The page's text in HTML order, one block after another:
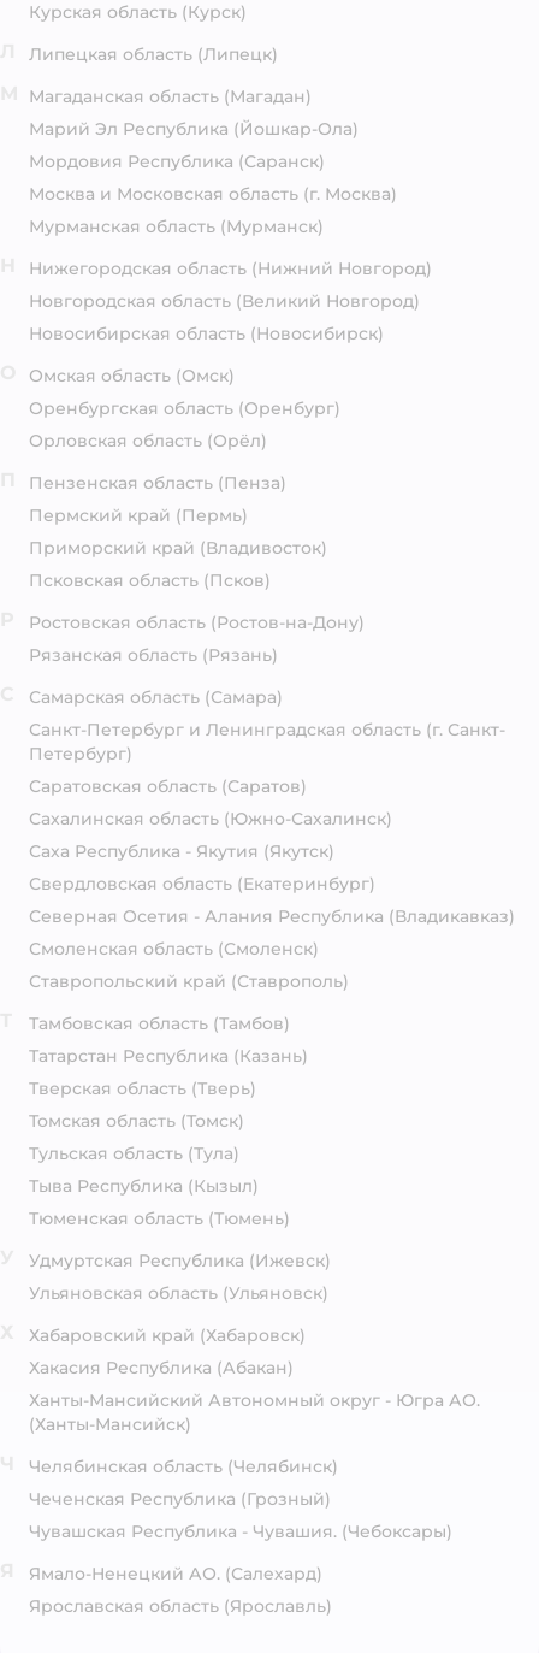
Курская область (Курск)
Липецкая область (Липецк)
Магаданская область (Магадан)
Марий Эл Республика (Йошкар-Ола)
Мордовия Республика (Саранск)
Москва и Московская область (г. Москва)
Мурманская область (Мурманск)
Нижегородская область (Нижний Новгород)
Новгородская область (Великий Новгород)
Новосибирская область (Новосибирск)
Омская область (Омск)
Оренбургская область (Оренбург)
Орловская область (Орёл)
Пензенская область (Пенза)
Пермский край (Пермь)
Приморский край (Владивосток)
Псковская область (Псков)
Ростовская область (Ростов-на-Дону)
Рязанская область (Рязань)
Самарская область (Самара)
Санкт-Петербург и Ленинградская область (г. Санкт-
Петербург)
Саратовская область (Саратов)
Сахалинская область (Южно-Сахалинск)
Саха Республика - Якутия (Якутск)
Свердловская область (Екатеринбург)
Северная Осетия - Алания Республика (Владикавказ)
Смоленская область (Смоленск)
Ставропольский край (Ставрополь)
Тамбовская область (Тамбов)
Татарстан Республика (Казань)
Тверская область (Тверь)
Томская область (Томск)
Тульская область (Тула)
Тыва Республика (Кызыл)
Тюменская область (Тюмень)
Удмуртская Республика (Ижевск)
Ульяновская область (Ульяновск)
Хабаровский край (Хабаровск)
Хакасия Республика (Абакан)
Ханты-Мансийский Автономный округ - Югра АО.
(Ханты-Мансийск)
Челябинская область (Челябинск)
Чеченская Республика (Грозный)
Чувашская Республика - Чувашия. (Чебоксары)
Ямало-Ненецкий АО. (Салехард)
Ярославская область (Ярославль)